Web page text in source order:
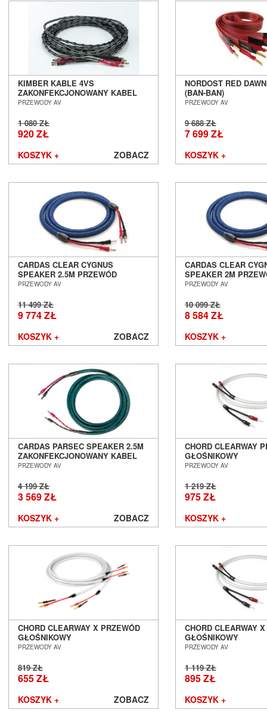
KIMBER KABLE 4VS
ZAKONFEKCJONOWANY KABEL
GŁOŚNIKOWY 2 X 3,0M SALON
PRZEWODY AV
1 080 ZŁ
920 ZŁ
KOSZYK + ZOBACZ
NORDOST RED
(BAN-BAN)
SALON POZNAŃ
PRZEWODY AV
9 688 ZŁ
7 699 ZŁ
KOSZYK +
CARDAS CLEAR CYGNUS
SPEAKER 2.5M PRZEWÓD
GŁOŚNIKOWY SALON POZNAŃ
PRZEWODY AV
11 499 ZŁ
9 774 ZŁ
KOSZYK + ZOBACZ
CARDAS CLEAR
SPEAKER 2M
GŁOŚNIKOWY
PRZEWODY AV
10 099 ZŁ
8 584 ZŁ
KOSZYK +
CARDAS PARSEC SPEAKER 2.5M
ZAKONFEKCJONOWANY KABEL
GŁOŚNIKOWY SALON POZNAŃ
PRZEWODY AV
4 199 ZŁ
3 569 ZŁ
KOSZYK + ZOBACZ
CHORD CLEARWAY
GŁOŚNIKOWY
POZNAŃ WROCŁAW
PRZEWODY AV
1 219 ZŁ
975 ZŁ
KOSZYK +
CHORD CLEARWAY X PRZEWÓD
GŁOŚNIKOWY
ZAKONFEKCJONOWANY 2 X 2,5M
PRZEWODY AV
819 ZŁ
655 ZŁ
KOSZYK + ZOBACZ
CHORD CLEARWAY
GŁOŚNIKOWY
POZNAŃ WROCŁAW
PRZEWODY AV
1 119 ZŁ
895 ZŁ
KOSZYK +